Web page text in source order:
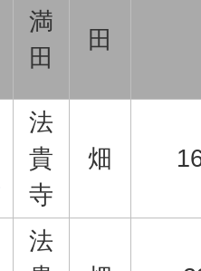
満
田
田
法
貴
寺
畑
法